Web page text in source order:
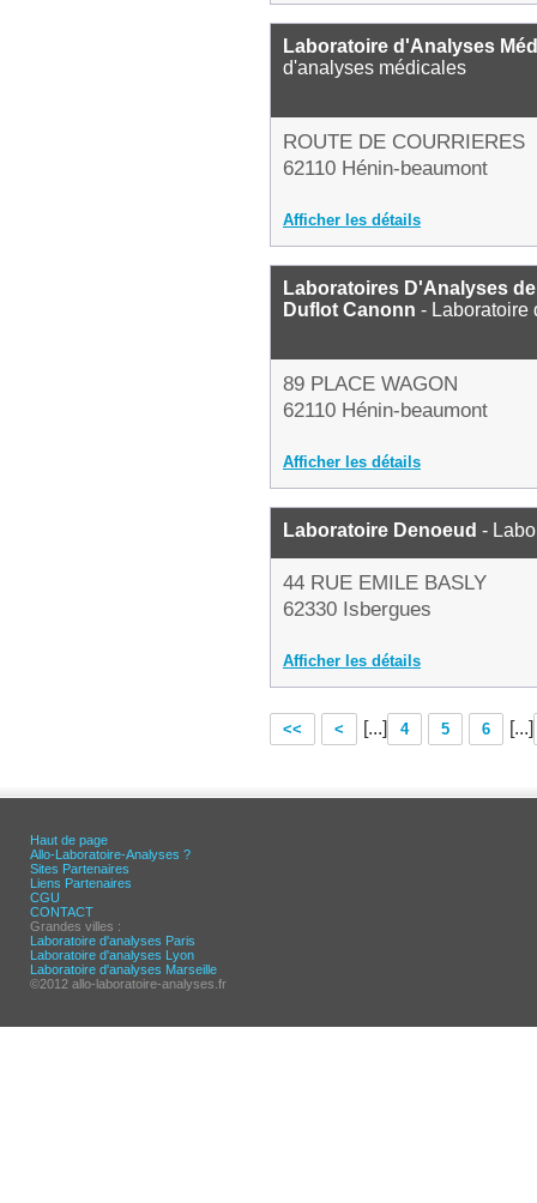
Laboratoire d'Analyses
d'analyses médicales
ROUTE DE COURRIERES
62110 Hénin-beaumont
Afficher les détails
Laboratoires D'Analyses
Duflot Canonn - Laboratoire
89 PLACE WAGON
62110 Hénin-beaumont
Afficher les détails
Laboratoire Denoeud -
44 RUE EMILE BASLY
62330 Isbergues
Afficher les détails
<< < [...] 4 5 6 [...]
Haut de page
Allo-Laboratoire-Analyses ?
Sites Partenaires
Liens Partenaires
CGU
CONTACT
Grandes villes :
Laboratoire d'analyses Paris
Laboratoire d'analyses Lyon
Laboratoire d'analyses Marseille
©2012 allo-laboratoire-analyses.fr